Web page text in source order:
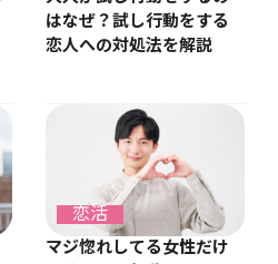
はなぜ？試し行動をする
恋人への対処法を解説
恋活
マジ惚れしてる女性だけ